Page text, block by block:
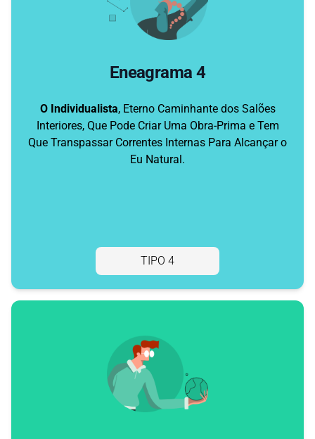
Eneagrama 4
O Individualista, Eterno Caminhante dos Salões
Interiores, Que Pode Criar Uma Obra-Prima e Tem
Que Transpassar Correntes Internas Para Alcançar o
Eu Natural.
TIPO 4